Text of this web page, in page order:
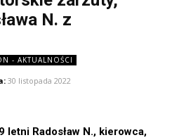
N. z
- AKTUALNOŚCI
30 listopada 2022
letni Radosław N., kierowca,